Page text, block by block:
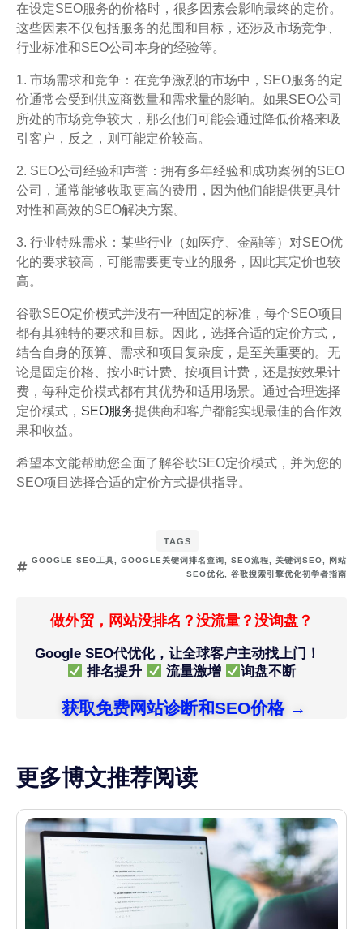
在设定SEO服务的价格时，很多因素会影响最终的定价。
这些因素不仅包括服务的范围和目标，还涉及市场竞争、
行业标准和SEO公司本身的经验等。
1. 市场需求和竞争：在竞争激烈的市场中，SEO服务的定
价通常会受到供应商数量和需求量的影响。如果SEO公司
所处的市场竞争较大，那么他们可能会通过降低价格来吸
引客户，反之，则可能定价较高。
2. SEO公司经验和声誉：拥有多年经验和成功案例的SEO
公司，通常能够收取更高的费用，因为他们能提供更具针
对性和高效的SEO解决方案。
3. 行业特殊需求：某些行业（如医疗、金融等）对SEO优
化的要求较高，可能需要更专业的服务，因此其定价也较
高。
谷歌SEO定价模式并没有一种固定的标准，每个SEO项目
都有其独特的要求和目标。因此，选择合适的定价方式，
结合自身的预算、需求和项目复杂度，是至关重要的。无
论是固定价格、按小时计费、按项目计费，还是按效果计
费，每种定价模式都有其优势和适用场景。通过合理选择
定价模式， SEO服务提供商和客户都能实现最佳的合作效
果和收益。
希望本文能帮助您全面了解谷歌SEO定价模式，并为您的
SEO项目选择合适的定价方式提供指导。
TAGS
GOOGLE SEO工具, GOOGLE关键词排名查询, SEO流程, 关键词SEO,
网站
SEO优化, 谷歌搜索引擎优化初学者指南
做外贸，网站没排名？没流量？没询盘？
Google SEO代优化，让全球客户主动找上门！
排名提升
流量激增 询盘不断
获取免费网站诊断和SEO价格 →
更多博文推荐阅读